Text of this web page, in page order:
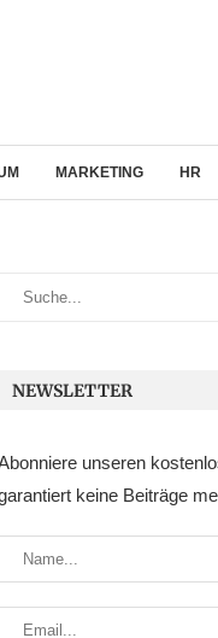
MARKETING HR
NEWSLETTER
unseren
keine Beiträge